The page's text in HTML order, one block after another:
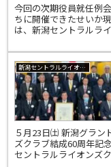
今回の次期役員就任例
ちに開催できたせいか
は、新潟セントラルラ
新潟セントラルライオンズクラブ
５月23日㈯ 新潟グラ
ズクラブ結成60周年記
セントラルライオンズ